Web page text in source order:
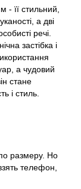
- її стильний,
а дві
речі.
застібка і
а чудовий
стане
і стиль.
размеру. Но
телефон,